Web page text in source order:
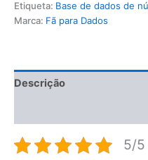
Etiqueta: Base de dados de
Marca: Fã para Dados
Descrição
5/5